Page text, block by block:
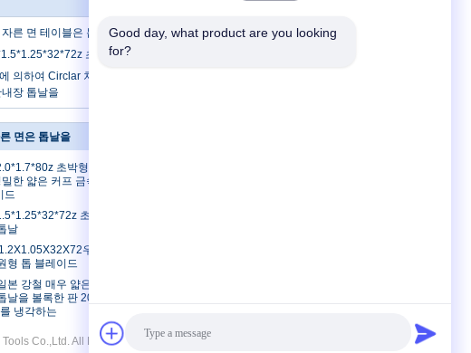
자른 면 테이블은 톱날을
초느다란 원형 톱날
의하여 Circlar 차단된 약하게 자른 면은 톱날 볼록한
장 톱날을
면은 톱날을
초박형 원형 톱
한 얇은 커프 금속 절단
드
초느다란
날
우르트라
형 톱 블레이드
본 강철 매우 얇은 자른
날을 볼록한 판 205 x 0.8
냉각하는
Co.,Ltd. All Rights Reserved.
Good day, what product are you looking
for?